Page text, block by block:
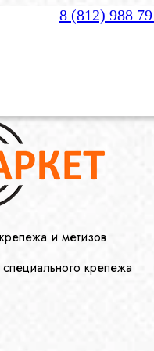
8 (812) 988
и метизов
крепежа